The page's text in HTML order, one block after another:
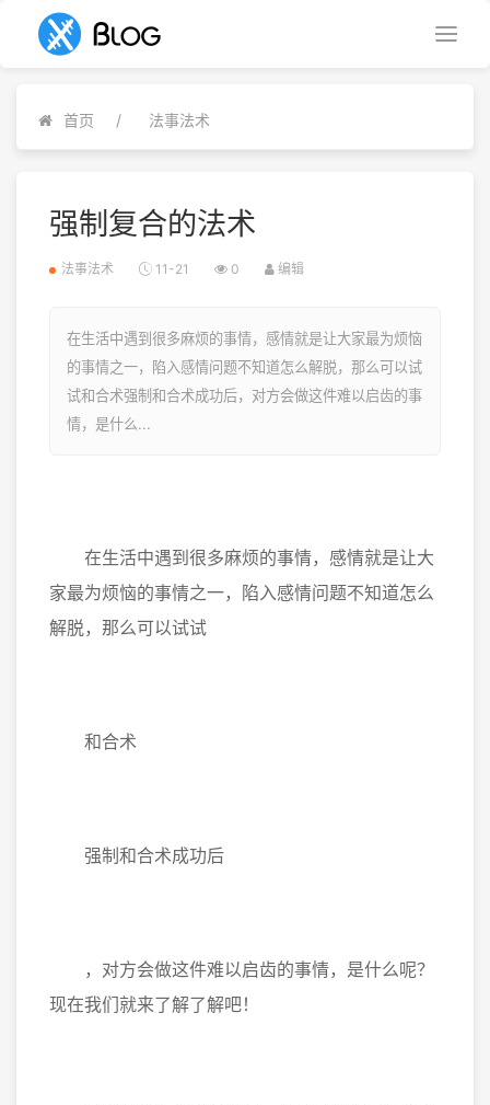
首页 法事法术
强制复合的法术
法事法术 11-21 0 编辑
在生活中遇到很多麻烦的事情，感情就是让大家最为烦恼
的事情之一，陷入感情问题不知道怎么解脱，那么可以试
试和合术强制和合术成功后，对方会做这件难以启齿的事
情，是什么...
在生活中遇到很多麻烦的事情，感情就是让大
家最为烦恼的事情之一，陷入感情问题不知道怎么
解脱，那么可以试试
和合术
强制和合术成功后
，对方会做这件难以启齿的事情，是什么呢？
现在我们就来了解了解吧！